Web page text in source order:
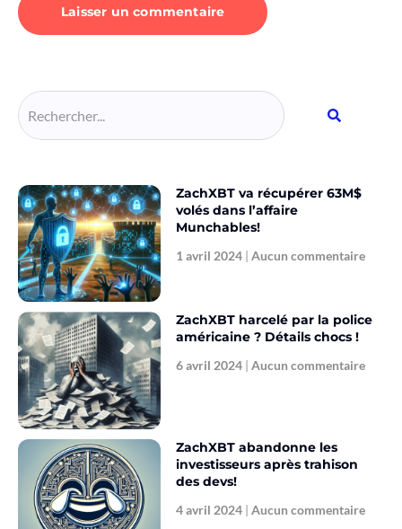
ZachXBT va récupérer 63M$
volés dans l’affaire
Munchables!
1 avril 2024 Aucun commentaire
ZachXBT harcelé par la police
américaine ? Détails chocs !
6 avril 2024 Aucun commentaire
ZachXBT abandonne les
investisseurs après trahison
des devs!
4 avril 2024 Aucun commentaire